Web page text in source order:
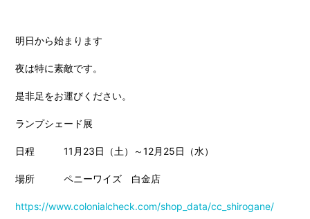
明日から始まります
夜は特に素敵です。
是非足をお運びください。
ランプシェード展
日程 11月23日（土）～12月25日（水）
場所 ペニーワイズ 白金店
https://www.colonialcheck.com/shop_data/cc_shirogane/